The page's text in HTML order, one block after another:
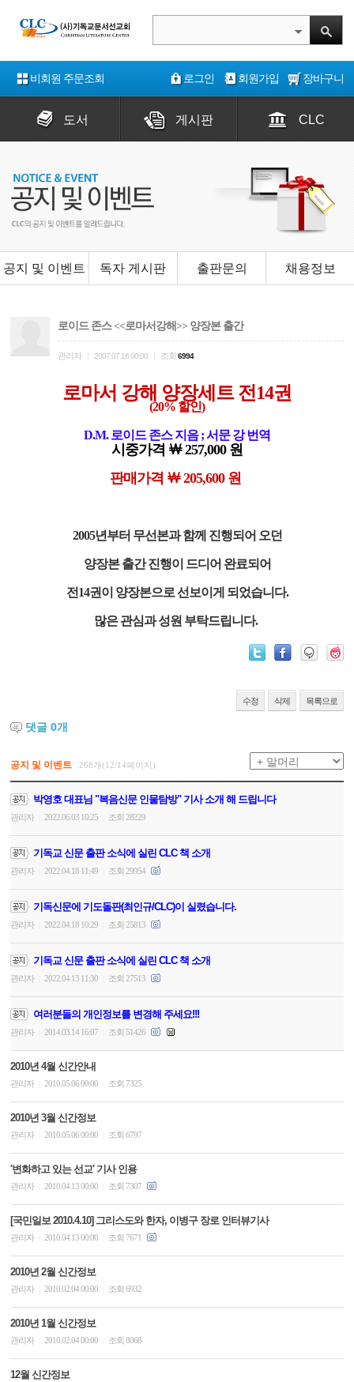
비회원 주문조회 로그인 회원가입 장바구니
도서 게시판 CLC
공지 및 이벤트 독자 게시판 출판문의 채용정보
로이드 존스 <<로마서강해>> 양장본 출간
관리자 2007.07.16 00:00 조회 6994
로마서 강해 양장세트 전14권
(20% 할인)
D.M. 로이드 존스 지음 ; 서문 강 번역
시중가격 ￦ 257,000 원
판매가격 ￦ 205,600 원
2005년부터 무선본과 함께 진행되어 오던
양장본 출간 진행이 드디어 완료되어
전14권이 양장본으로 선보이게 되었습니다.
많은 관심과 성원 부탁드립니다.
수정 삭제 목록으로
댓글0개
공지 및 이벤트 268개(12/14페이지)
박영호 대표님 "복음신문 인물탐방" 기사 소개 해 드립니다
관리자 2022.06.03 10:25 조회 28229
기독교 신문 출판 소식에 실린 CLC 책 소개
관리자 2022.04.18 11:49 조회 29954
기독신문에 기도돌판(최인규/CLC)이 실렸습니다.
관리자 2022.04.18 10:29 조회 25813
기독교 신문 출판 소식에 실린 CLC 책 소개
관리자 2022.04.13 11:30 조회 27513
여러분들의 개인정보를 변경해 주세요!!!
관리자 2014.03.14 16:07 조회 51426
2010년 4월 신간안내
관리자 2010.05.06 00:00 조회 7325
2010년 3월 신간정보
관리자 2010.05.06 00:00 조회 6797
'변화하고 있는 선교' 기사 인용
관리자 2010.04.13 00:00 조회 7307
[국민일보 2010.4.10] 그리스도와 한자, 이병구 장로 인터뷰기사
관리자 2010.04.13 00:00 조회 7671
2010년 2월 신간정보
관리자 2010.02.04 00:00 조회 6932
2010년 1월 신간정보
관리자 2010.02.04 00:00 조회 8068
12월 신간정보